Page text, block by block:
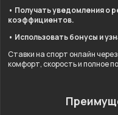
• Получать уведомления о
коэффициентов.
• Использовать бонусы и
Ставки на спорт онлайн
комфорт, скорость и полное